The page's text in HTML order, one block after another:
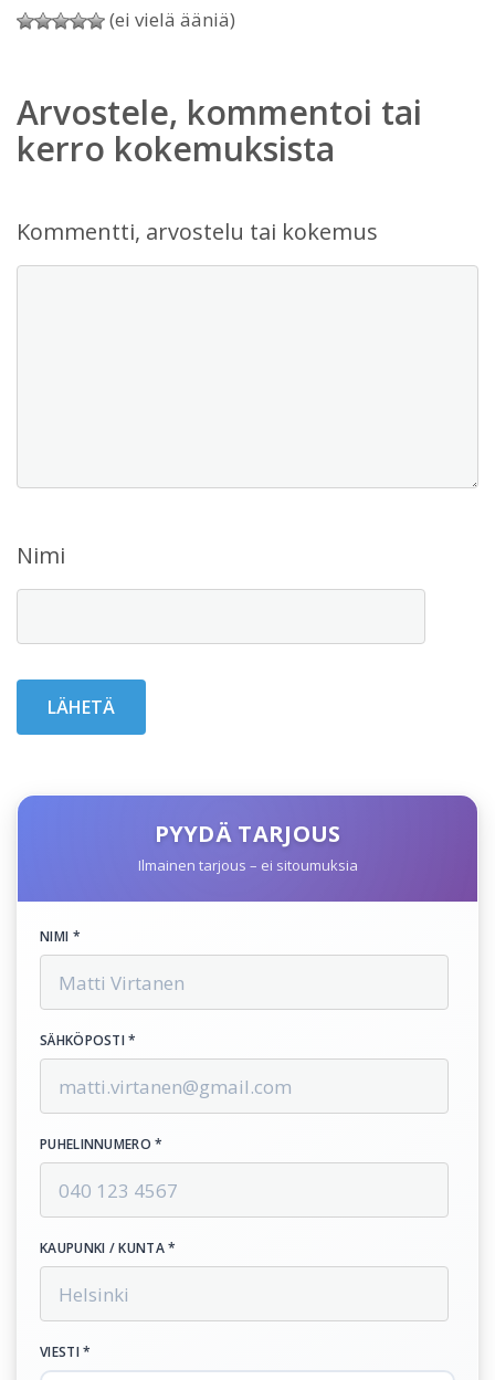
(ei vielä ääniä)
Arvostele, kommentoi tai
kerro kokemuksista
Kommentti, arvostelu tai kokemus
Nimi
PYYDÄ TARJOUS
Ilmainen tarjous – ei sitoumuksia
NIMI *
SÄHKÖPOSTI *
PUHELINNUMERO *
KAUPUNKI / KUNTA *
VIESTI *